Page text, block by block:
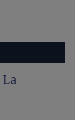
La